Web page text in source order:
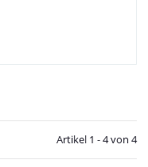
Artikel 1 - 4 von 4